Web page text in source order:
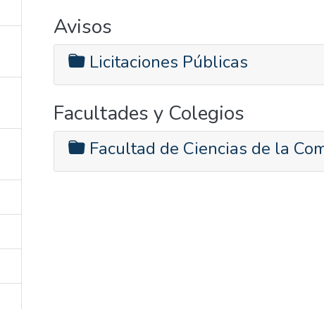
Avisos
Licitaciones Públicas
Facultades y Colegios
Facultad de Ciencias de la